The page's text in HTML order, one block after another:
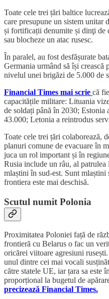
Toate cele trei țări baltice
care presupune un sistem unitar
și fortificații denumite și dinţi de
sau blocheze un atac rusesc.
În paralel, au fost desfășurate
Germania urmând să își
nivelul unei brigăzi de 5.000 de
Financial Times mai scrie că
capacitățile militare: Lituania
de soldați până în 2030;
43.000; Letonia a reintrodus
Toate cele trei țări colaborează,
planuri comune de evacuare în
juca un rol important și în
Rusia include un râu, al
mlaștini în sud-est. Sunt
frontiera este mai deschisă.
Scutul numit Polonia
Proximitatea Poloniei față de
frontieră cu Belarus o fac un
oricărei viitoare agresiuni
unul dintre cei mai vocali
către statele UE, iar țara sa este
proporțional la bugetul de
precizează Financial Times.